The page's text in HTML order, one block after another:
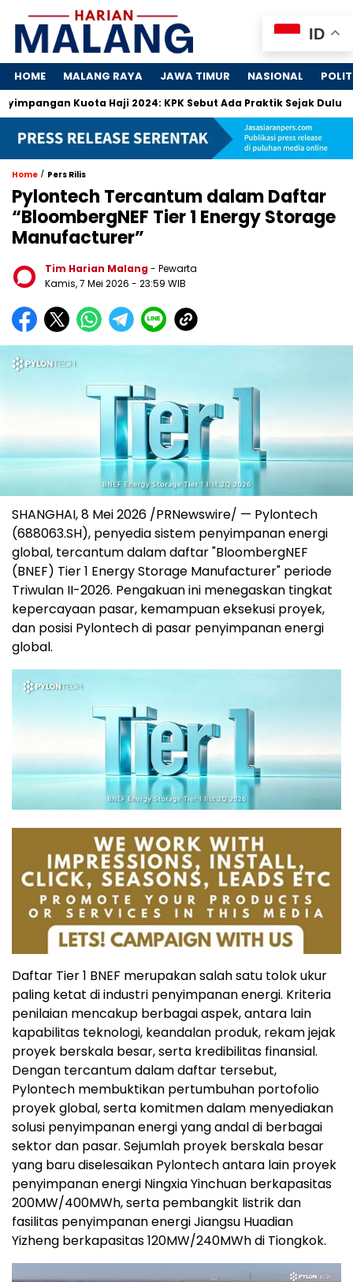
HOME MALANG RAYA JAWA TIMUR NASIONAL
Kuota Haji 2024: KPK Sebut Ada Praktik Sejak Dulu
Home / Pers Rilis
Pylontech Tercantum dalam Daftar
“BloombergNEF Tier 1 Energy Storage
Manufacturer”
Tim Harian Malang- Pewarta
Kamis, 7 Mei 2026 - 23:59 WIB
SHANGHAI,8 Mei 2026 /PRNewswire/ — Pylontech
(688063.SH), penyedia sistem penyimpanan energi
global, tercantum dalam daftar "BloombergNEF
(BNEF) Tier 1 Energy Storage Manufacturer" periode
Triwulan II-2026. Pengakuan ini menegaskan tingkat
kepercayaan pasar, kemampuan eksekusi proyek,
dan posisi Pylontech di pasar penyimpanan energi
global.
Daftar Tier 1 BNEF merupakan salah satu tolok ukur
paling ketat di industri penyimpanan energi. Kriteria
penilaian mencakup berbagai aspek, antara lain
kapabilitas teknologi, keandalan produk, rekam jejak
proyek berskala besar, serta kredibilitas finansial.
Dengan tercantum dalam daftar tersebut,
Pylontech membuktikan pertumbuhan portofolio
proyek global, serta komitmen dalam menyediakan
solusi penyimpanan energi yang andal di berbagai
sektor dan pasar. Sejumlah proyek berskala besar
yang baru diselesaikan Pylontech antara lain proyek
penyimpanan energi Ningxia Yinchuan berkapasitas
200MW/400MWh, serta pembangkit listrik dan
fasilitas penyimpanan energi Jiangsu Huadian
Yizheng berkapasitas 120MW/240MWh di Tiongkok.
ID